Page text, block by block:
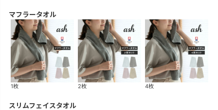
マフラータオル
1枚 2枚 4枚
スリムフェイスタオル